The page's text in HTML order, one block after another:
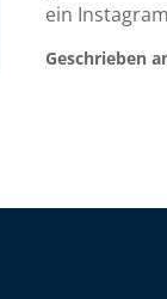
ein
Geschrieben